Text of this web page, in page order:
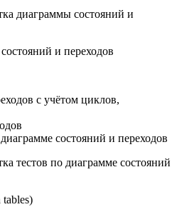
диаграммы состояний и
и переходов
с учётом циклов,
состояний и переходов
тестов по диаграмме состояний